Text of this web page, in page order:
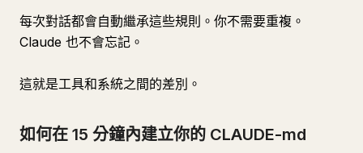
每次對話都會自動繼承這些規則。你不需要重複。
Claude 也不會忘記。
這就是工具和系統之間的差別。
如何在 15 分鐘內建立你的 CLAUDE-md